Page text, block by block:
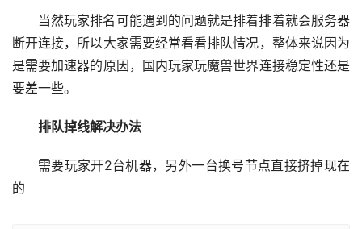
当然玩家排名可能遇到的问题就是排着排着就会服务器
断开连接，所以大家需要经常看看排队情况，整体来说因为
是需要加速器的原因，国内玩家玩魔兽世界连接稳定性还是
要差一些。
排队掉线解决办法
需要玩家开2台机器，另外一台换号节点直接挤掉现在
的